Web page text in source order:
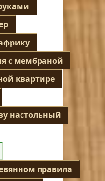
с мембраной
квартире
настольный
правила